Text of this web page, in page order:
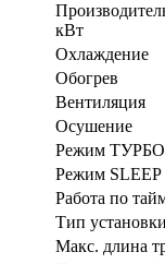
кВт
Охлаждение
Обогрев
Вентиляция
Осушение
Режим ТУРБО
Режим SLEEP
Работа по
Тип
Макс. длина